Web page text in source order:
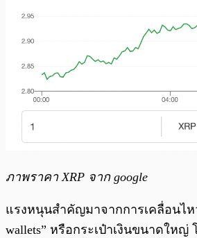
ภาพราคา XRP จาก google
แรงหนุนสำคัญมาจากการเคลื่อนไห
wallets” หรือกระเป๋าเงินขนาดใหญ่